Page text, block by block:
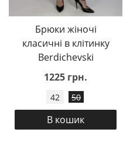
Брюки жіночі
класичні в клітинку
Berdichevski
1225 грн.
42 50
В кошик